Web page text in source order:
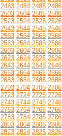
2483 2484 2485 2486
2503 2504 2505 2506
2523 2524 2525 2526
2543 2544 2545 2546
2563 2564 2565 2566
2583 2584 2585 2586
2603 2604 2605 2606
2623 2624 2625 2626
2643 2644 2645 2646
2663 2664 2665 2666
2683 2684 2685 2686
2703 2704 2705 2706
2723 2724 2725 2726
2743 2744 2745 2746
2763 2764 2765 2766
2783 2784 2785 2786
2803 2804 2805 2806
2823 2824 2825 2826